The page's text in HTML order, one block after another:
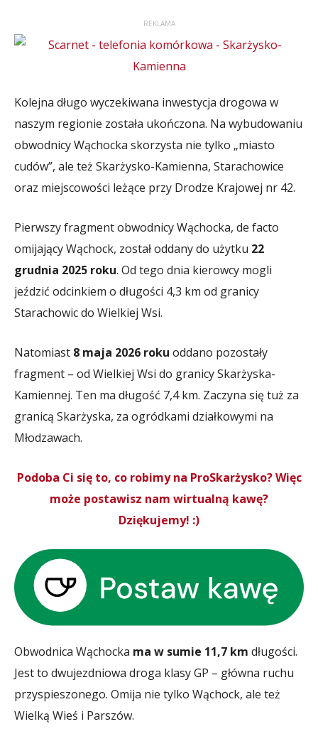
REKLAMA
Kolejna długo wyczekiwana inwestycja drogowa w
naszym regionie została ukończona. Na wybudowaniu
obwodnicy Wąchocka skorzysta nie tylko „miasto
cudów”, ale też Skarżysko-Kamienna, Starachowice
oraz miejscowości leżące przy Drodze Krajowej nr 42.
Pierwszy fragment obwodnicy Wąchocka, de facto
omijający Wąchock, został oddany do użytku 22
grudnia 2025 roku. Od tego dnia kierowcy mogli
jeździć odcinkiem o długości 4,3 km od granicy
Starachowic do Wielkiej Wsi.
Natomiast 8 maja 2026 roku oddano pozostały
fragment – od Wielkiej Wsi do granicy Skarżyska-
Kamiennej. Ten ma długość 7,4 km. Zaczyna się tuż za
granicą Skarżyska, za ogródkami działkowymi na
Młodzawach.
Podoba Ci się to, co robimy na ProSkarżysko? Więc
może postawisz nam wirtualną kawę?
Dziękujemy! :)
Obwodnica Wąchocka ma w sumie 11,7 km długości.
Jest to dwujezdniowa droga klasy GP – główna ruchu
przyspieszonego. Omija nie tylko Wąchock, ale też
Wielką Wieś i Parszów.